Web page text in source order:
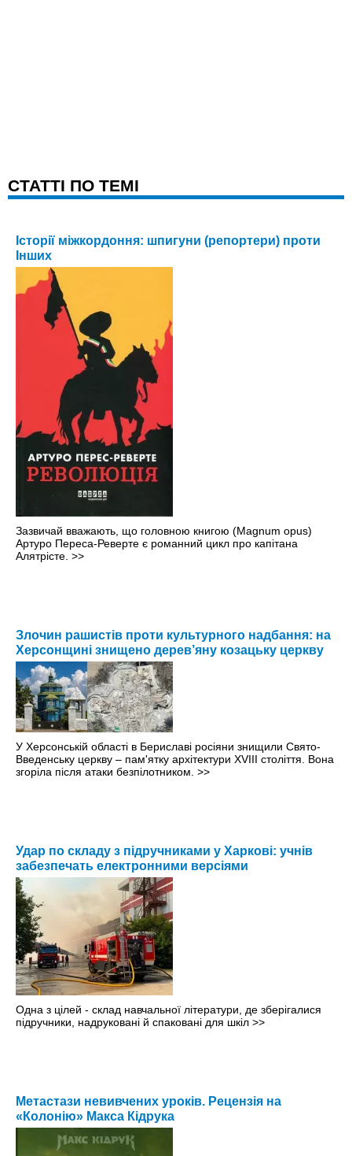
CТАТТІ ПО ТЕМІ
Історії міжкордоння: шпигуни (репортери) проти
Інших
Зазвичай вважають, що головною книгою (Magnum opus)
Артуро Переса-Реверте є романний цикл про капітана
Алятрісте. >>
Злочин рашистів проти культурного надбання: на
Херсонщині знищено дерев’яну козацьку церкву
У Херсонській області в Бериславі росіяни знищили Свято-
Введенську церкву – пам'ятку архітектури XVIII століття. Вона
згоріла після атаки безпілотником. >>
Удар по складу з підручниками у Харкові: учнів
забезпечать електронними версіями
Одна з цілей - склад навчальної літератури, де зберігалися
підручники, надруковані й спаковані для шкіл >>
Метастази невивчених уроків. Рецензія на
«Колонію» Макса Кідрука